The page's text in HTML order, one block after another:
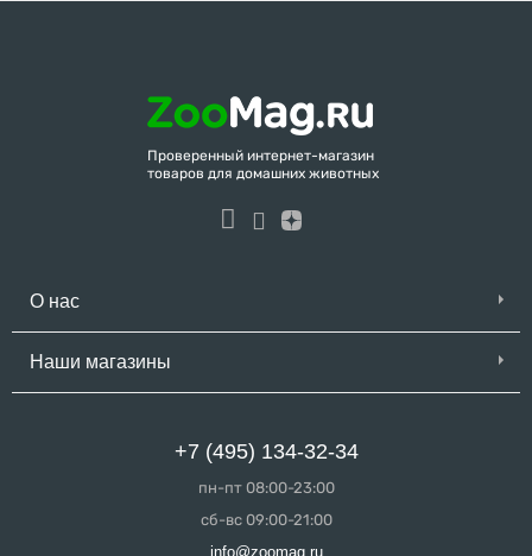
Проверенный интернет-магазин
товаров для домашних животных
О нас
Наши магазины
+7 (495) 134-32-34
пн-пт 08:00-23:00
сб-вс 09:00-21:00
info@zoomag.ru